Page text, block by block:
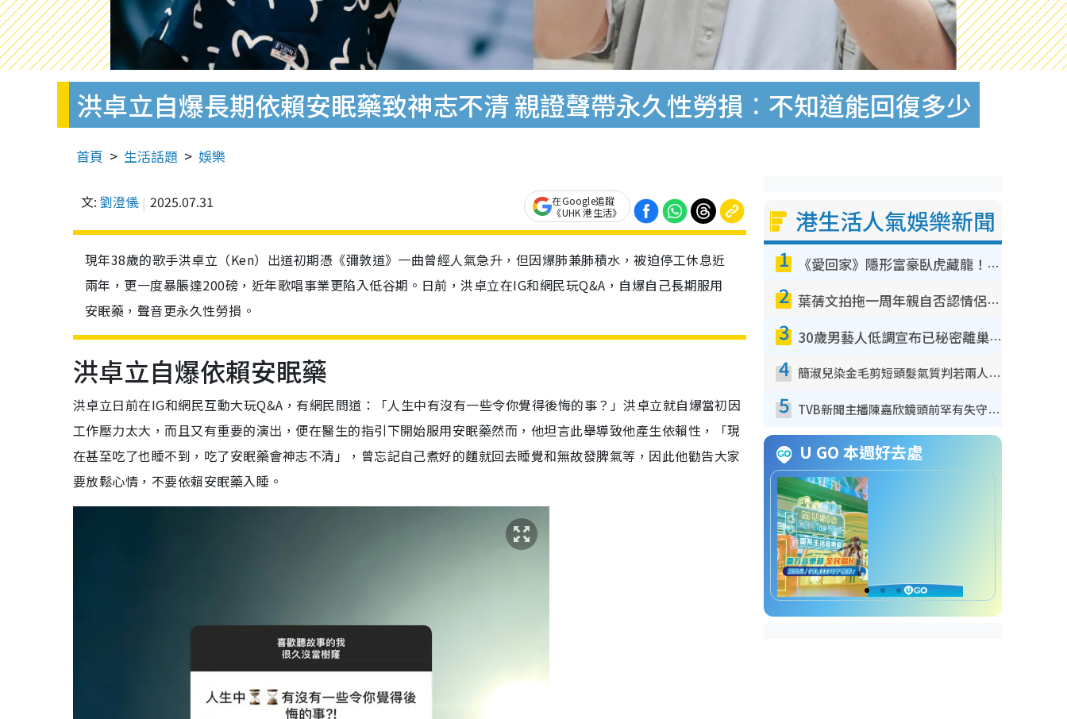
洪卓立自爆長期依賴安眠藥致神志不清 親證聲帶永久性勞損︰不知道能回復多少
首頁 生活話題 娛樂
文: 劉澄儀 2025.07.31
在Google追蹤
《UHK 港生活》
現年38歲的歌手洪卓立（Ken）出道初期憑《彌敦道》一曲曾經人氣急升，但因爆肺兼肺積水，被迫停工休息近
兩年，更一度暴脹達200磅，近年歌唱事業更陷入低谷期。日前，洪卓立在IG和網民玩Q&A，自爆自己長期服用
安眠藥，聲音更永久性勞損。
洪卓立自爆依賴安眠藥
洪卓立日前在IG和網民互動大玩Q&A，有網民問道：「人生中有沒有一些令你覺得後悔的事？」洪卓立就自爆當初因
工作壓力太大，而且又有重要的演出，便在醫生的指引下開始服用安眠藥然而，他坦言此舉導致他產生依賴性，「現
在甚至吃了也睡不到，吃了安眠藥會神志不清」，曾忘記自己煮好的麵就回去睡覺和無故發脾氣等，因此他勸告大家
要放鬆心情，不要依賴安眠藥入睡。
港生活人氣娛樂新聞
1 《愛回家》隱形富豪臥虎藏龍！盤點12位財氣逼人的有錢藝人：呢位靚女3億身家唔憂做
2 葉蒨文拍拖一周年親自否認情侶關係？！被質疑感情造假竟稱GM「普通同事」
3 30歲男藝人低調宣布已秘密離巢！人氣急跌變失蹤人口︰「這幾年過得並不容易」
4 簡淑兒染金毛剪短頭髮氣質判若兩人！嚇壞老公麥大力都認唔出：「你做咩事？」
5 TVB新聞主播陳嘉欣鏡頭前罕有失守！遭林超英一句說話突襲嚇親當場大笑
U GO 本週好去處